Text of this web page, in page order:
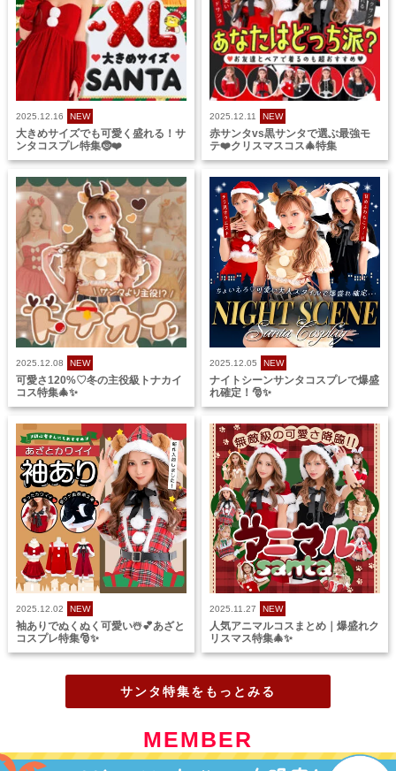
2025.12.16 NEW
大きめサイズでも可愛く盛れる！サ
ンタコスプレ特集🤶❤️
2025.12.11 NEW
赤サンタvs黒サンタで選ぶ最強モ
テ❤️クリスマスコス🎄特集
2025.12.08 NEW
可愛さ120%♡冬の主役級トナカイ
コス特集🎄✨
2025.12.05 NEW
ナイトシーンサンタコスプレで爆盛
れ確定！🎅✨
2025.12.02 NEW
袖ありでぬくぬく可愛い☃️💕あざと
コスプレ特集🎅✨
2025.11.27 NEW
人気アニマルコスまとめ｜爆盛れク
リスマス特集🎄✨
サンタ特集をもっとみる
MEMBER